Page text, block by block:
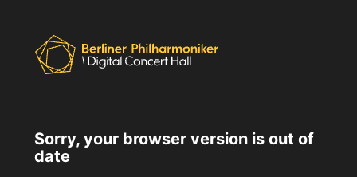
Sorry, your browser version is out of
date